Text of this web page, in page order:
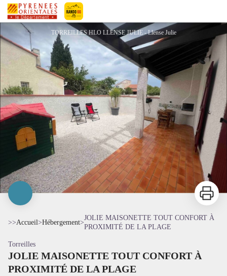
Pyrénées-Orientales Le Département
TORREILLES HLO LLENSE JULIE - Llense Julie
Imprimer
>>Accueil>Hébergement>
JOLIE MAISONETTE TOUT CONFORT À
PROXIMITÉ DE LA PLAGE
Torreilles
JOLIE MAISONETTE TOUT CONFORT À
PROXIMITÉ DE LA PLAGE